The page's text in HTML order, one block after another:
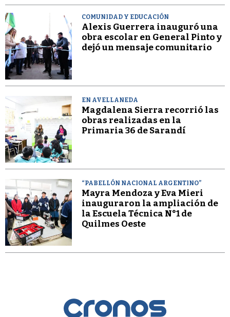
COMUNIDAD Y EDUCACIÓN
Alexis Guerrera inauguró una
obra escolar en General Pinto y
dejó un mensaje comunitario
EN AVELLANEDA
Magdalena Sierra recorrió las
obras realizadas en la
Primaria 36 de Sarandí
“PABELLÓN NACIONAL ARGENTINO”
Mayra Mendoza y Eva Mieri
inauguraron la ampliación de
la Escuela Técnica N°1 de
Quilmes Oeste